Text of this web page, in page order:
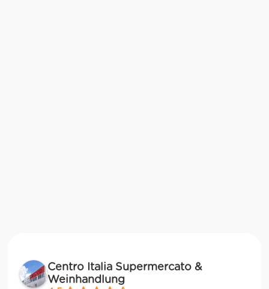
Centro Italia Supermercato &
Weinhandlung